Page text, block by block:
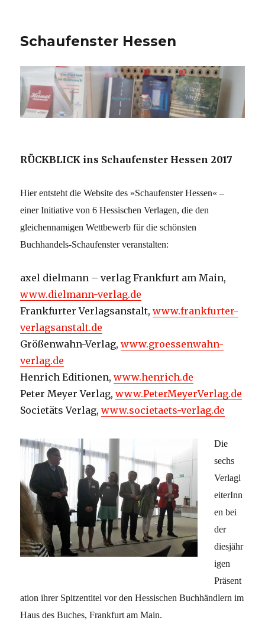
Schaufenster Hessen
RÜCKBLICK ins Schaufenster Hessen 2017
Hier entsteht die Website des »Schaufenster Hessen« –
einer Initiative von 6 Hessischen Verlagen, die den
gleichennamigen Wettbewerb für die schönsten
Buchhandels-Schaufenster veranstalten:
axel dielmann – verlag Frankfurt am Main,
www.dielmann-verlag.de
Frankfurter Verlagsanstalt,www.frankfurter-
verlagsanstalt.de
Größenwahn-Verlag,www.groessenwahn-
verlag.de
Henrich Editionen,www.henrich.de
Peter Meyer Verlag,www.PeterMeyerVerlag.de
Societäts Verlag,www.societaets-verlag.de
Die
sechs
Verlagl
eiterInn
en bei
der
diesjähr
igen
Präsent
ation ihrer Spitzentitel vor den Hessischen Buchhändlern im
Haus des Buches, Frankfurt am Main.